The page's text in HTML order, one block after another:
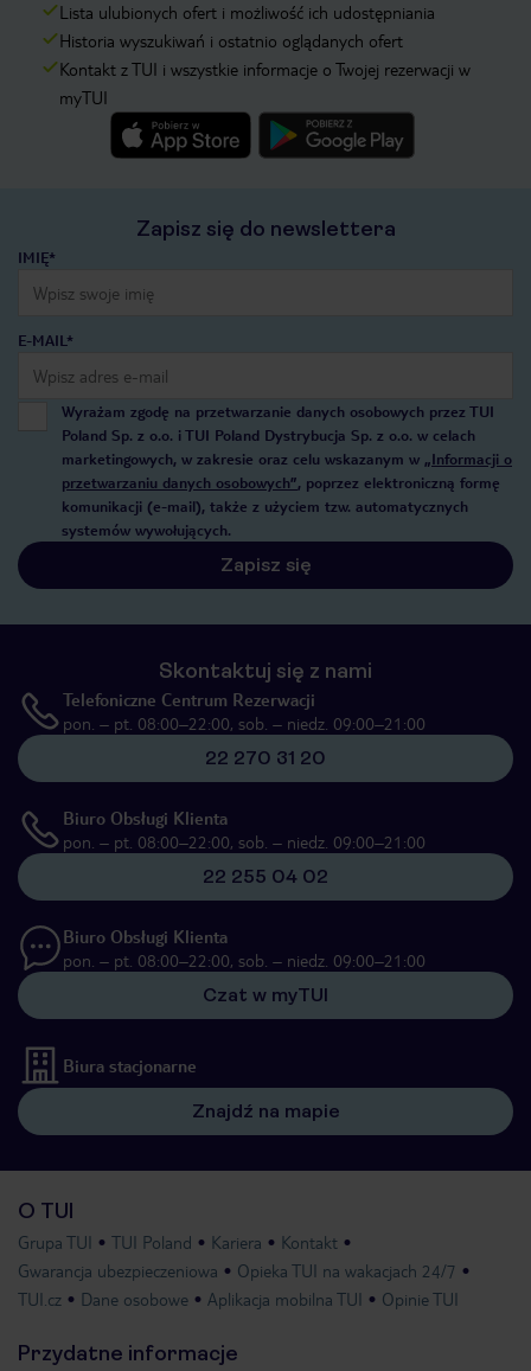
Lista ulubionych ofert i możliwość ich udostępniania
Historia wyszukiwań i ostatnio oglądanych ofert
Kontakt z TUI i wszystkie informacje o Twojej rezerwacji w
myTUI
Zapisz się do newslettera
IMIĘ*
E-MAIL*
Wyrażam zgodę na przetwarzanie danych osobowych przez TUI
Poland Sp. z o.o. i TUI Poland Dystrybucja Sp. z o.o. w celach
marketingowych, w zakresie oraz celu wskazanym w „Informacji o
przetwarzaniu danych osobowych”, poprzez elektroniczną formę
komunikacji (e-mail), także z użyciem tzw. automatycznych
systemów wywołujących.
Zapisz się
Skontaktuj się z nami
Telefoniczne Centrum Rezerwacji
pon. – pt. 08:00–22:00, sob. – niedz. 09:00–21:00
22 270 31 20
Biuro Obsługi Klienta
pon. – pt. 08:00–22:00, sob. – niedz. 09:00–21:00
22 255 04 02
Biuro Obsługi Klienta
pon. – pt. 08:00–22:00, sob. – niedz. 09:00–21:00
Czat w myTUI
Biura stacjonarne
Znajdź na mapie
O TUI
Grupa TUI TUI Poland Kariera
Kontakt
Gwarancja ubezpieczeniowa
Opieka TUI na wakacjach 24/7
TUI.cz
Dane osobowe Aplikacja mobilna TUI Opinie TUI
Przydatne informacje